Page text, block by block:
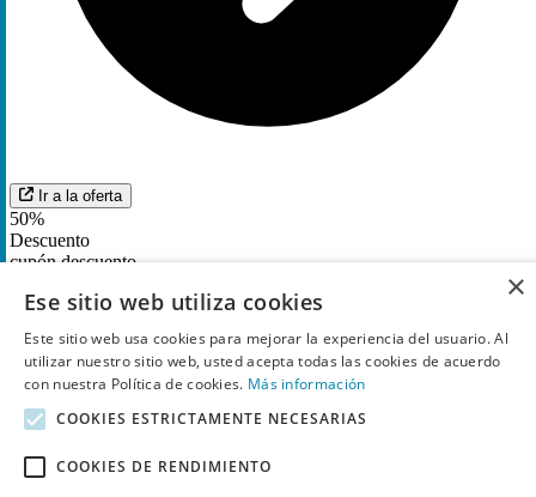
Ir a la oferta
50%
Descuento
cupón descuento
Hasta -50%en Anne Moller desde Perfumerías
Laguna.
12Utilizado
×
Ese sitio web utiliza cookies
Este sitio web usa cookies para mejorar la experiencia del usuario. Al
utilizar nuestro sitio web, usted acepta todas las cookies de acuerdo
con nuestra Política de cookies. Más información
COOKIES ESTRICTAMENTE NECESARIAS
COOKIES DE RENDIMIENTO